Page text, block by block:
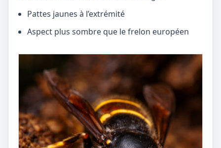
Pattes jaunes à l’extrémité
Aspect plus sombre que le frelon européen